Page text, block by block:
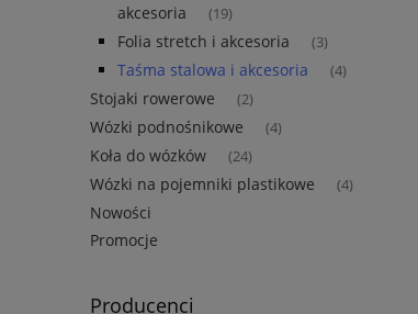
akcesoria
(19)
Folia stretch i akcesoria (3)
Taśma stalowa i akcesoria (4)
Stojaki rowerowe (2)
Wózki podnośnikowe (4)
Koła do wózków (24)
Wózki na pojemniki plastikowe (4)
Nowości
Promocje
Producenci